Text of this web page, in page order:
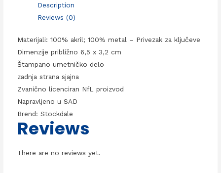
Description
Reviews (0)
Materijali: 100% akril; 100% metal – Privezak za ključeve
Dimenzije približno 6,5 x 3,2 cm
Štampano umetničko delo
zadnja strana sjajna
Zvanično licenciran NfL proizvod
Napravljeno u SAD
Brend: Stockdale
Reviews
There are no reviews yet.